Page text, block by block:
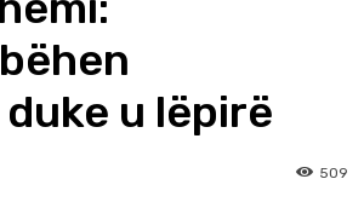
u lëpirë
509